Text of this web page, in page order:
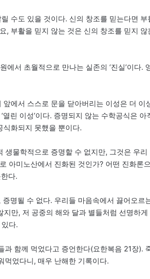
수도 있을 것이다. 신의 창조를 믿는다면 부
, 부활을 믿지 않는 것은 신의 창조를 믿지 않
에서 초월적으로 만나는 실존의 ‘진실’이다.
에서 스스로 문을 닫아버리는 이성은 더 이
린 이성’이다. 증명되지 않는 수학공식은 아
화되지 못했을 뿐이다.
물학적으로 증명할 수 없지만, 그것은 우리
아미노산에서 진화된 것인가? 어떤 진화론으
다.
명될 수 없다. 우리들 마음속에서 끓어오르
지만, 저 공중의 해와 달과 별들처럼 선명하게
다.
함께 먹었다고 증언한다(요한복음 21장).
먹었다니, 매우 난해한 기록이다.